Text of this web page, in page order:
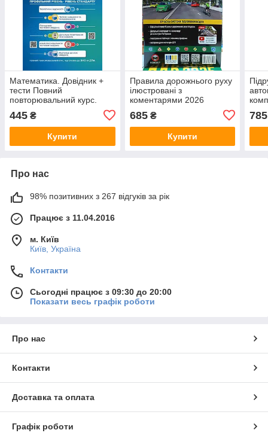
Математика. Довідник +
тести Повний
повторювальний курс.
445 ₴
Купити
Правила дорожнього руху
ілюстровані з
коментарями 2026
685₴
Купити
785
Про нас
98% позитивних з 267 відгуків за рік
Працює з 11.04.2016
м. Київ
Київ, Україна
Контакти
Сьогодні працює з 09:30 до 20:00
Показати весь графік роботи
Про нас
Контакти
Доставка та оплата
Графік роботи